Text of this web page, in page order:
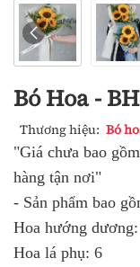
Bó Hoa -
Thương hiệu: Bó
"Giá chưa bao
hàng tận nơi"
- Sản phẩm bao
Hoa hướng
Hoa lá phụ: 6